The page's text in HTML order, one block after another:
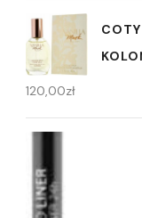
120,00zł